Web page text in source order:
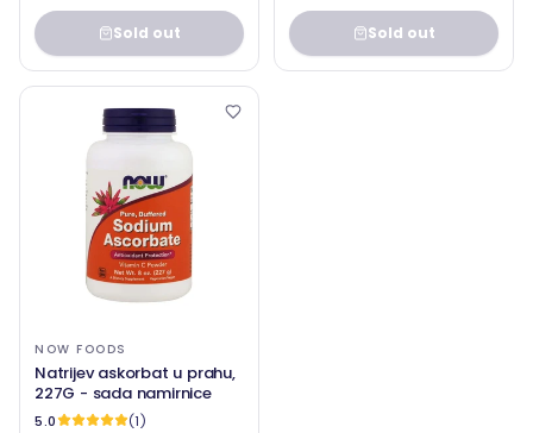
Sold out Sold out
NOW FOODS
Natrijev askorbat u prahu,
227G - sada namirnice
5.0
(1)